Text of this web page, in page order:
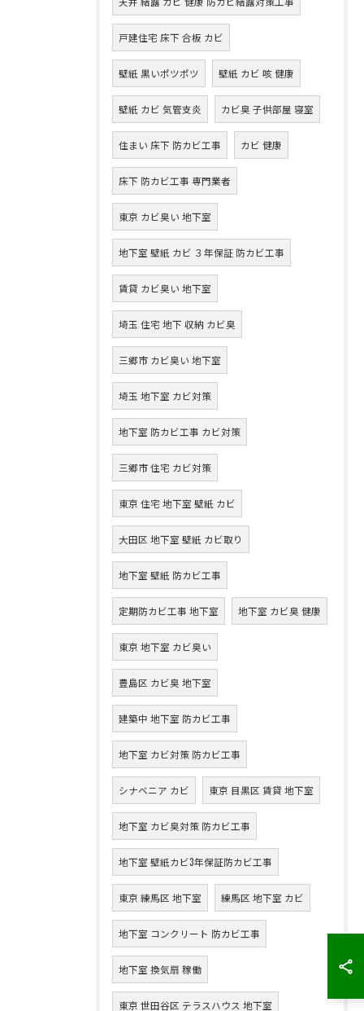
戸建住宅 床下 合板 カビ
壁紙 黒いポツポツ 壁紙 カビ 咳 健康
壁紙 カビ 気管支炎 カビ臭 子供部屋 寝室
住まい 床下 防カビ工事 カビ 健康
床下 防カビ工事 専門業者
東京 カビ臭い 地下室
地下室 壁紙 カビ ３年保証 防カビ工事
賃貸 カビ臭い 地下室
埼玉 住宅 地下 収納 カビ臭
三郷市 カビ臭い 地下室
埼玉 地下室 カビ対策
地下室 防カビ工事 カビ対策
三郷市 住宅 カビ対策
東京 住宅 地下室 壁紙 カビ
大田区 地下室 壁紙 カビ取り
地下室 壁紙 防カビ工事
定期防カビ工事 地下室 地下室 カビ臭 健康
東京 地下室 カビ臭い
豊島区 カビ臭 地下室
建築中 地下室 防カビ工事
地下室 カビ対策 防カビ工事
シナベニア カビ 東京 目黒区 賃貸 地下室
地下室 カビ臭対策 防カビ工事
地下室 壁紙カビ3年保証防カビ工事
東京 練馬区 地下室 練馬区 地下室 カビ
地下室 コンクリート 防カビ工事
地下室 換気扇 稼働
東京 世田谷区 テラスハウス 地下室